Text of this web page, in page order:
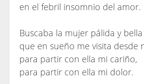
en el febril insomnio del amor.
Buscaba la mujer pálida y bella
que en sueño me visita desde
para partir con ella mi cariño,
para partir con ella mi dolor.